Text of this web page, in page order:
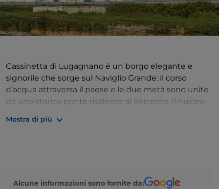
Cassinetta di Lugagnano è un borgo elegante e
signorile che sorge sul Naviglio Grande: il corso
d’acqua attraversa il paese e le due metà sono unite
da uno storico ponte risalente al Seicento. Il nucleo
cui primi insediamenti risalirebbero all’epoca
Cassinetta di Lugagnano è il suo patrimonio
Mostra di più
Alcune informazioni sono fornite da: